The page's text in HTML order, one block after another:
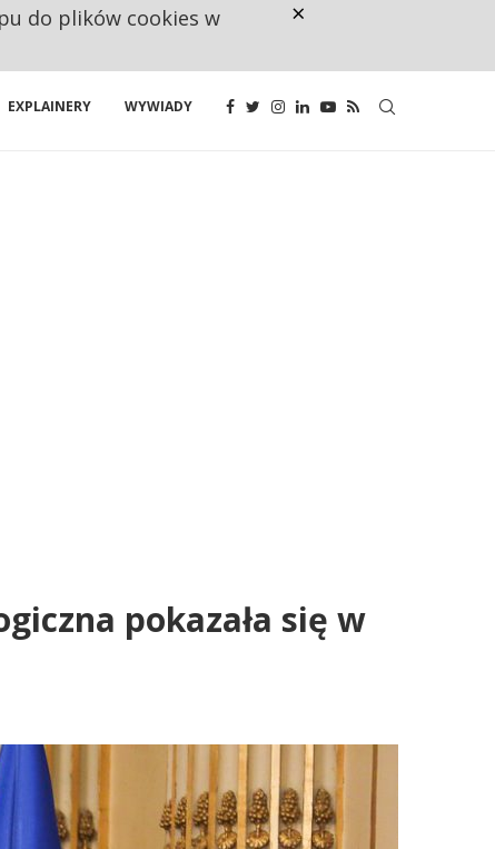
EXPLAINERY WYWIADY
pokazała się w
do plików cookies w
×